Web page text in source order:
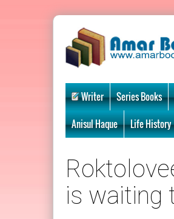
Writer Series Books
Anisul Haque Life History
is waiting